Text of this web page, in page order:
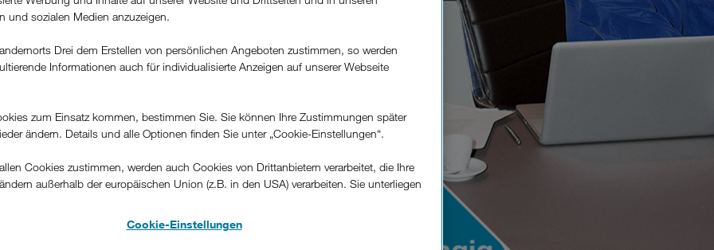
auch bei sehr
- von
bis zu
und sozialen Medien anzuzeigen.
Drei dem Erstellen von persönlichen Angeboten zustimmen, so werden
Informationen auch für individualisierte Anzeigen auf unserer Webseite
zum Einsatz kommen, bestimmen Sie. Sie können Ihre Zustimmungen später
ändern. Details und alle Optionen finden Sie unter „Cookie-Einstellungen“.
Cookies zustimmen, werden auch Cookies von Drittanbietern verarbeitet, die Ihre
außerhalb der europäischen Union (z.B. in den USA) verarbeiten. Sie unterliegen
Cookie-Einstellungen